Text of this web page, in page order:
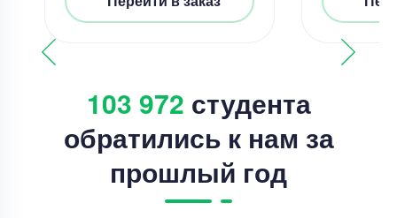
103 972 студента
обратились к нам за
прошлый год